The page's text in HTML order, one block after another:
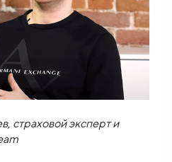
страховой эксперт и